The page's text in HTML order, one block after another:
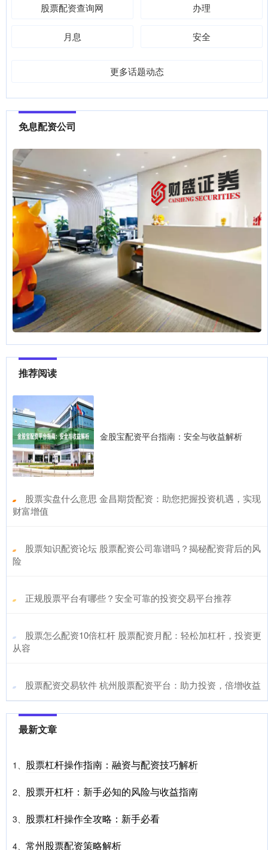
股票配资查询网 办理
月息 安全
更多话题动态
免息配资公司
推荐阅读
金股宝配资平台指南：安全与收益解析
​股票实盘什么意思 金昌期货配资：助您把握投资机遇，实现
财富增值
​股票知识配资论坛 股票配资公司靠谱吗？揭秘配资背后的风
险
​正规股票平台有哪些？安全可靠的投资交易平台推荐
​股票怎么配资10倍杠杆 股票配资月配：轻松加杠杆，投资更
从容
​股票配资交易软件 杭州股票配资平台：助力投资，倍增收益
最新文章
1、 股票杠杆操作指南：融资与配资技巧解析
2、 股票开杠杆：新手必知的风险与收益指南
3、 股票杠杆操作全攻略：新手必看
4、 常州股票配资策略解析